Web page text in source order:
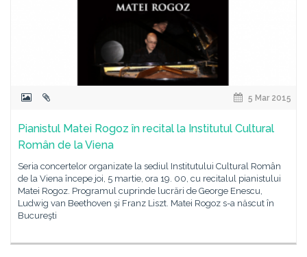
5 Mar 2015
Pianistul Matei Rogoz în recital la Institutul Cultural
Român de la Viena
Seria concertelor organizate la sediul Institutului Cultural Român
de la Viena începe joi, 5 martie, ora 19. 00, cu recitalul pianistului
Matei Rogoz. Programul cuprinde lucrări de George Enescu,
Ludwig van Beethoven şi Franz Liszt. Matei Rogoz s-a născut în
Bucureşti